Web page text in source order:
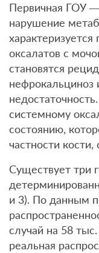
Первичная ГОУ
нарушение
оксалатов с
становятся
нефрокальциноз
системному
состоянию,
частности кости,
Существует три
и 3). По данным
случай на 58
реальная